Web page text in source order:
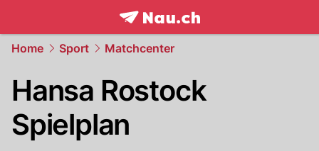
frontpage.NAU.ch
Home Sport Matchcenter
Hansa Rostock
Spielplan